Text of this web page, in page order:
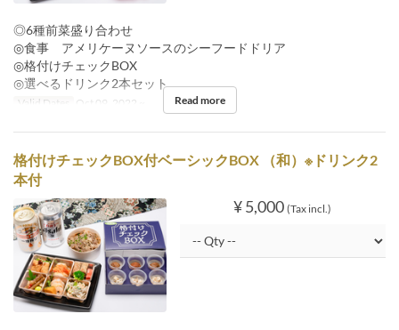
◎6種前菜盛り合わせ
◎食事 アメリケーヌソースのシーフードドリア
◎格付けチェックBOX
◎選べるドリンク2本セット
Valid Dates Oct 09, 2022 ~ Read more
格付けチェックBOX付ベーシックBOX （和）※ドリンク2
本付
¥ 5,000 (Tax incl.)